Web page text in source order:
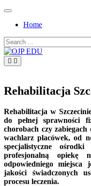
Skip
contentHome
Search
for:
Rehabilitacja
Rehabilitacja w
do pełnej sprawności
chorobach czy
wachlarz placówek, od
specjalistyczne
profesjonalną opiekę
odpowiedniego miejsca
jakości świadczonych
procesu leczenia.